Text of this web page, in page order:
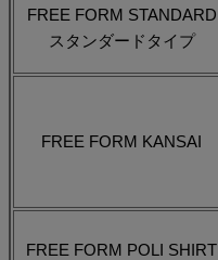
FREE FORM STANDARD
スタンダードタイプ
FREE FORM KANSAI
FREE FORM POLI SHIRT